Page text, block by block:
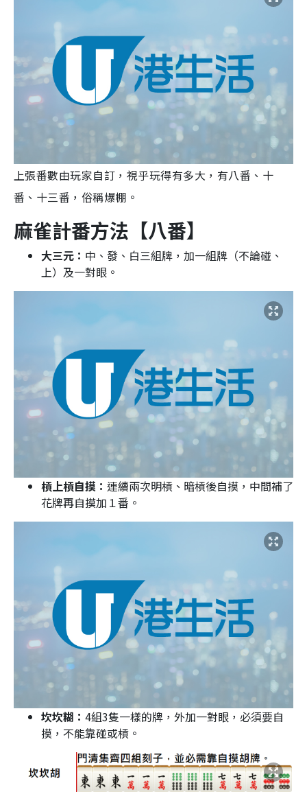
上張番數由玩家自訂，視乎玩得有多大，有八番、十
番、十三番，俗稱爆棚。
麻雀計番方法【八番】
大三元： 中、發、白三組牌，加一組牌（不論碰、
上）及一對眼。
槓上槓自摸： 連續兩次明槓、暗槓後自摸，中間補了
花牌再自摸加１番。
坎坎糊： 4組3隻一樣的牌，外加一對眼，必須要自
摸，不能靠碰或槓。